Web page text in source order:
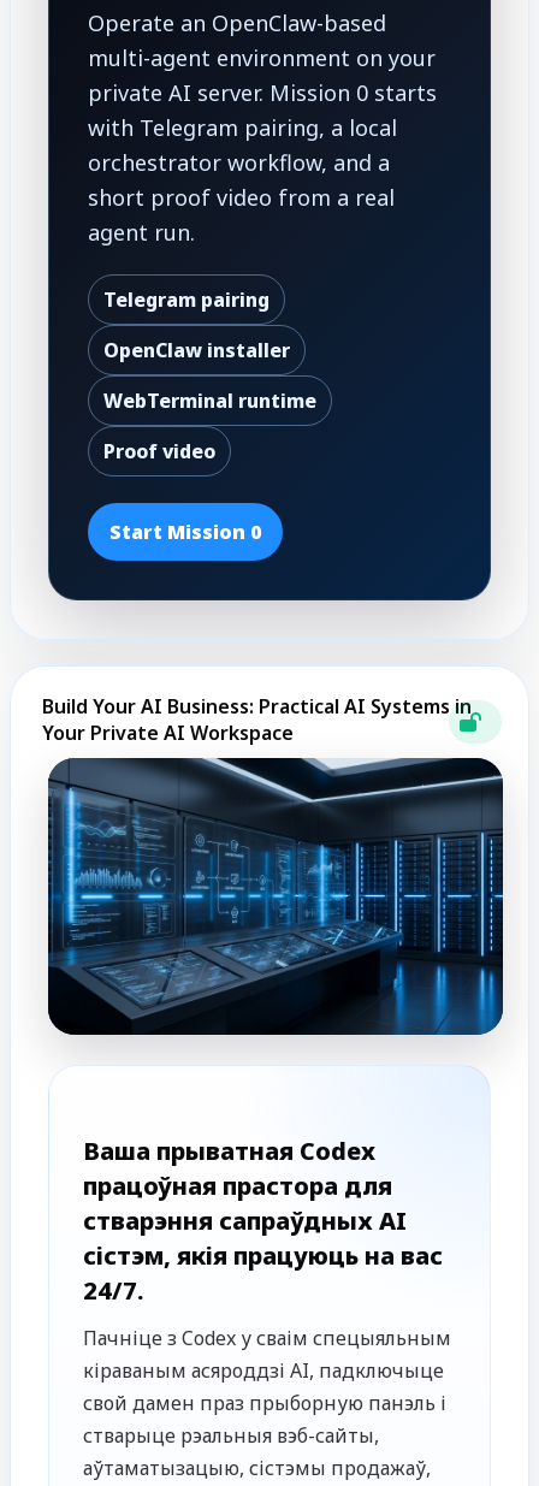
Operate an OpenClaw-based
multi-agent environment on your
private AI server. Mission 0 starts
with Telegram pairing, a local
orchestrator workflow, and a
short proof video from a real
agent run.
Telegram pairing
OpenClaw installer
WebTerminal runtime
Proof video
Start Mission 0
Build Your AI Business: Practical AI Systems in
Your Private AI Workspace
Ваша прыватная Codex
працоўная прастора для
стварэння сапраўдных AI
сістэм, якія працуюць на вас
24/7.
Пачніце з Codex у сваім спецыяльным
кіраваным асяроддзі AI, падключыце
свой дамен праз прыборную панэль і
стварыце рэальныя вэб-сайты,
аўтаматызацыю, сістэмы продажаў,